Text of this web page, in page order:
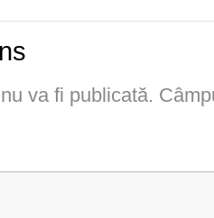
va fi publicată.